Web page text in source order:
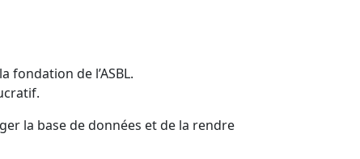
fondation de l’ASBL.
la base de données et de la rendre